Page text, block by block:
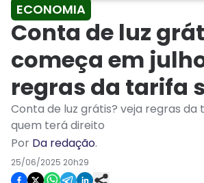
ECONOMIA
Conta de luz
começa em
regras da tarifa
Conta de luz grátis? veja regras da
quem terá direito
Por Da redação.
25/06/2025 20h29